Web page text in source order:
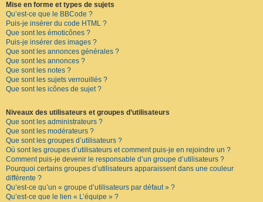
Mise en forme et types de sujets
Qu’est-ce que le BBCode ?
Puis-je insérer du code HTML ?
Que sont les émoticônes ?
Puis-je insérer des images ?
Que sont les annonces générales ?
Que sont les annonces ?
Que sont les notes ?
Que sont les sujets verrouillés ?
Que sont les icônes de sujet ?
Niveaux des utilisateurs et groupes d’utilisateurs
Que sont les administrateurs ?
Que sont les modérateurs ?
Que sont les groupes d’utilisateurs ?
Où sont les groupes d’utilisateurs et comment puis-je en rejoindre un ?
Comment puis-je devenir le responsable d’un groupe d’utilisateurs ?
Pourquoi certains groupes d’utilisateurs apparaissent dans une couleur
différente ?
Qu’est-ce qu’un « groupe d’utilisateurs par défaut » ?
Qu’est-ce que le lien « L’équipe » ?